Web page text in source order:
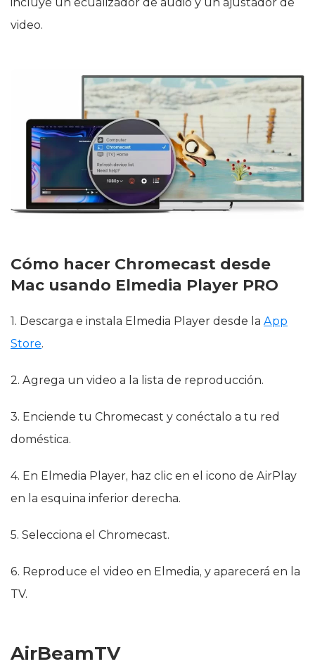
video.
Cómo hacer Chromecast desde
Mac usando Elmedia Player PRO
1. Descarga e instala Elmedia Player desde la App
Store.
2. Agrega un video a la lista de reproducción.
3. Enciende tu Chromecast y conéctalo a tu red
doméstica.
4. En Elmedia Player, haz clic en el icono de AirPlay
en la esquina inferior derecha.
5. Selecciona el Chromecast.
6. Reproduce el video en Elmedia, y aparecerá en la
TV.
AirBeamTV